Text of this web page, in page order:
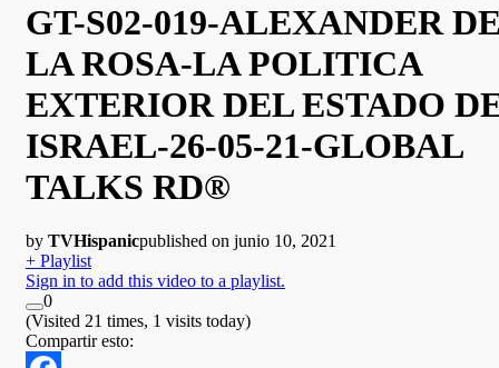
GT-S02-019-ALEXANDER
LA ROSA-LA POLITICA
EXTERIOR DEL ESTADO
ISRAEL-26-05-21-GLOBAL
TALKS RD®
by TVHispanicpublished on junio 10, 2021
+ Playlist
Sign in to add this video to a playlist.
0
(Visited 21 times, 1 visits today)
Compartir esto: